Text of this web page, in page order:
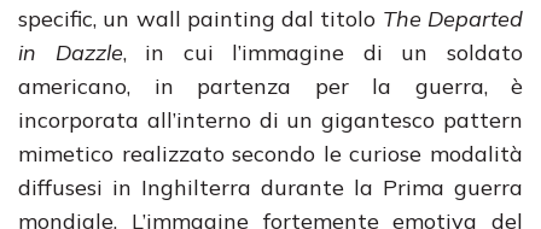
specific, un wall painting dal titolo The Departed
in Dazzle, in cui l’immagine di un soldato
americano, in partenza per la guerra, è
incorporata all’interno di un gigantesco pattern
mimetico realizzato secondo le curiose modalità
diffusesi in Inghilterra durante la Prima guerra
mondiale. L’immagine fortemente emotiva del